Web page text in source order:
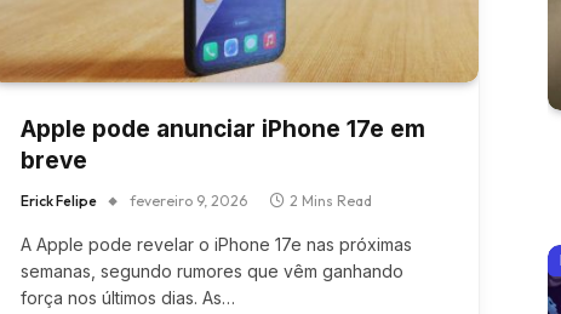
Apple pode anunciar iPhone 17e em
breve
Erick Felipe fevereiro 9, 2026 2 Mins Read
A Apple pode revelar o iPhone 17e nas próximas
semanas, segundo rumores que vêm ganhando
força nos últimos dias. As…